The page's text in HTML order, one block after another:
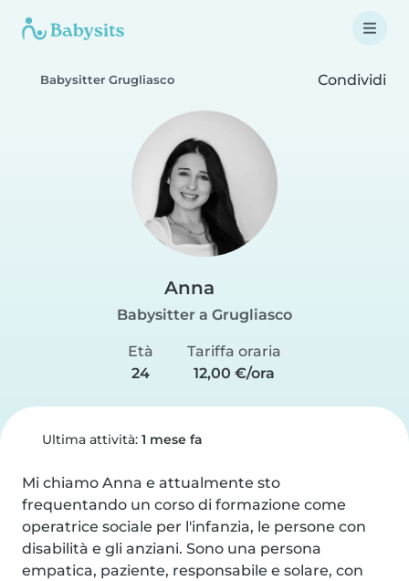
Babysitter Grugliasco Condividi
Anna
Babysitter a Grugliasco
Età
24
Tariffa oraria
12,00 €/ora
Ultima attività: 1 mese fa
Mi chiamo Anna e attualmente sto
frequentando un corso di formazione come
operatrice sociale per l'infanzia, le persone con
disabilità e gli anziani. Sono una persona
empatica, paziente, responsabile e solare, con